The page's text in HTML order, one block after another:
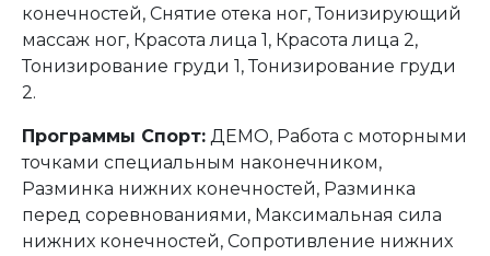
конечностей, Снятие отека ног, Тонизирующий
массаж ног, Красота лица 1, Красота лица 2,
Тонизирование груди 1, Тонизирование груди
2.
Программы Спорт: ДЕМО, Работа с моторными
точками специальным наконечником,
Разминка нижних конечностей, Разминка
перед соревнованиями, Максимальная сила
нижних конечностей, Сопротивление нижних